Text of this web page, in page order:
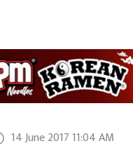
14 June 2017 11:04 AM